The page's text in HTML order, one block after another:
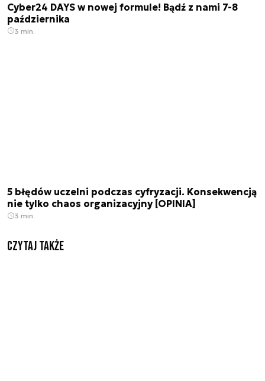
Cyber24 DAYS w nowej formule! Bądź z nami 7-8
października
3 min.
5 błędów uczelni podczas cyfryzacji. Konsekwencją
nie tylko chaos organizacyjny [OPINIA]
3 min.
Czytaj także